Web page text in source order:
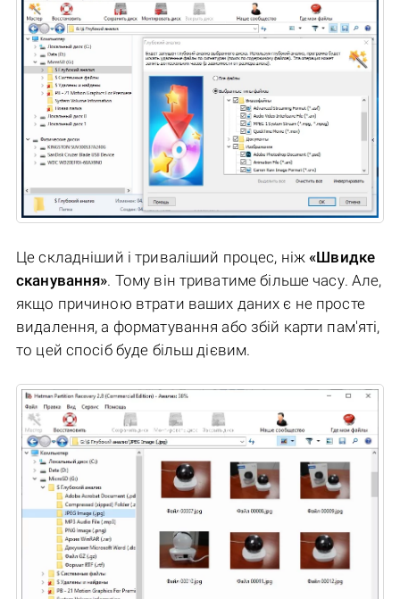
Це складніший і триваліший процес, ніж«Швидке
сканування». Тому він триватиме більше часу. Але,
якщо причиною втрати ваших даних є не просте
видалення, а форматування або збій карти пам'яті,
то цей спосіб буде більш дієвим.